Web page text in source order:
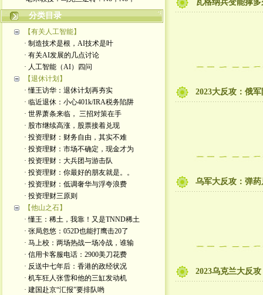
分类目录
【有关人工智能】
· 制造技术是根，AI技术是叶
· 有关AI发展的几点讨论
· 人工智能（AI）四问
【退休计划】
· 懂王访华：退休计划再夯实
· 临近退休：小心401k/IRA税务陷阱
· 世界萧条来临， 三招对策在手
· 股市继续高涨，股票接着兑现
· 投资理财：财务自由，其实不难
· 投资理财：市场不确定，现金才为
· 投资理财：大兵团与游击队
· 投资理财：你最好的朋友就是。。
· 投资理财：低调奢华与浮夸浪费
· 投资理财三原则
【他山之石】
· 懂王：稀土，我靠！又是TNND稀土
· 张局忽悠：052D也能打鹰击20了
· 马上校：两场热战一场冷战，谁输
· 信用卡客服电话：2900美刀花费
· 反送中七年后：香港的政经状况
· 机车狂人张雪和他的三缸发动机
· 建国赴京“汇报”要排队哟
瓦格纳兵变能撑多
2023大反攻：俄
乌军大反攻：弹
2023乌克兰大反